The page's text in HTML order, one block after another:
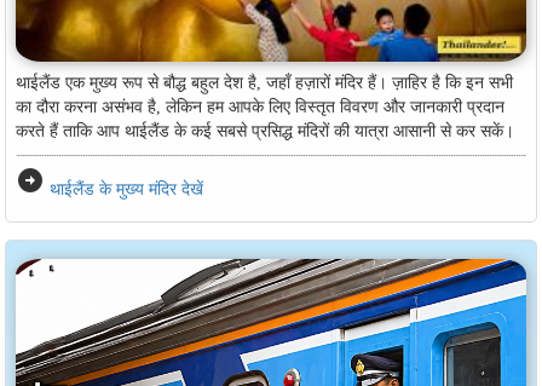
थाईलैंड एक मुख्य रूप से बौद्ध बहुल देश है, जहाँ हज़ारों मंदिर हैं। ज़ाहिर है कि इन सभी
का दौरा करना असंभव है, लेकिन हम आपके लिए विस्तृत विवरण और जानकारी प्रदान
करते हैं ताकि आप थाईलैंड के कई सबसे प्रसिद्ध मंदिरों की यात्रा आसानी से कर सकें।
arrow_circle_right थाईलैंड के मुख्य मंदिर देखें